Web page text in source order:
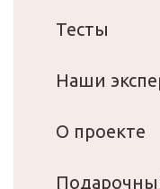
Тесты
Наши
О проекте